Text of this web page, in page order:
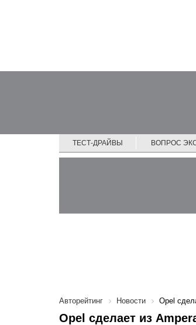
ТЕСТ-ДРАЙВЫ ВОПРОС
Авторейтинг Новости Opel
Opel сделает из